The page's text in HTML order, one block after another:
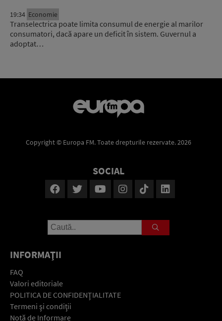
19:34 Economie
Transelectrica poate limita consumul de energie al marilor
consumatori, dacă apare un deficit în sistem. Guvernul a
adoptat…
Copyright © Europa FM. Toate drepturile rezervate. 2026
SOCIAL
INFORMAŢII
FAQ
Valori editoriale
POLITICA DE CONFIDENŢIALITATE
Termeni şi condiţii
Notă de Informare